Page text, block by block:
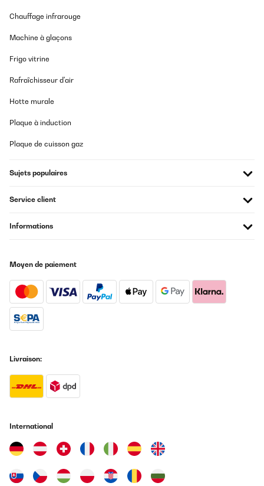
Chauffage infrarouge
Machine à glaçons
Frigo vitrine
Rafraîchisseur d'air
Hotte murale
Plaque à induction
Plaque de cuisson gaz
Sujets populaires
Service client
Informations
Moyen de paiement
Livraison:
International